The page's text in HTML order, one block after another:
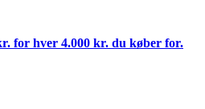
for hver 4.000 kr. du køber for.